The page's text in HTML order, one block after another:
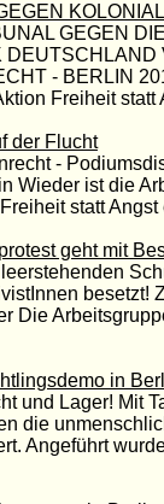
GEGEN DIE
- BERLIN
Freiheit statt
der Flucht
-
Wieder ist die
statt Angst
geht mit
besetzt!
Die
in
und Lager! Mit
die
Angeführt